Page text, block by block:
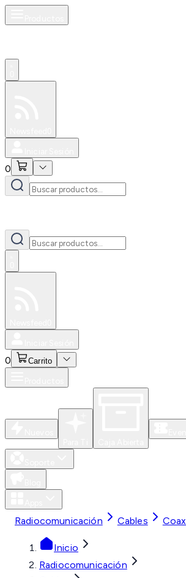
0
0 Carrito
Radiocomunicación Cables
Inicio
Radiocomunicación